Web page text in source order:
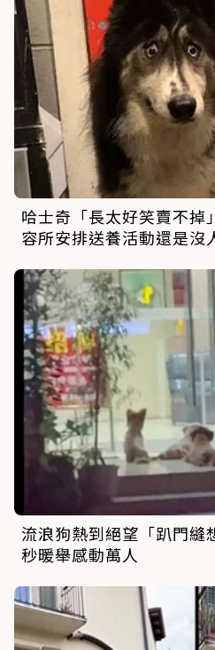
哈士奇「長太好笑賣不掉
容所安排送養活動還是沒
流浪狗熱到絕望「趴門
秒暖舉感動萬人